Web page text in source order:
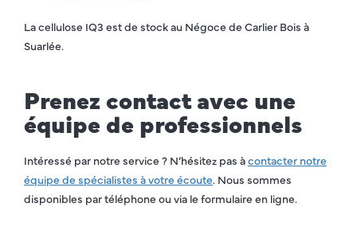
La cellulose IQ3 est de stock au Négoce de Carlier Bois à
Suarlée.
Prenezcontact avec une
équipe de professionnels
Intéressé par notre service ? N’hésitez pas àcontacter notre
équipe de spécialistes à votre écoute. Nous sommes
disponibles par téléphone ou via le formulaire en ligne.